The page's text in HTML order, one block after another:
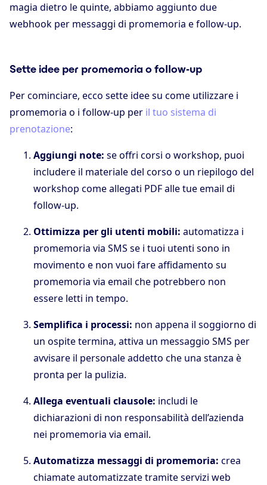
magia dietro le quinte, abbiamo aggiunto due
webhook per messaggi di promemoria e follow-up.
Sette idee per promemoria o follow-up
Per cominciare, ecco sette idee su come utilizzare i
promemoria o i follow-up per il tuo sistema di
prenotazione:
Aggiungi note: se offri corsi o workshop, puoi
includere il materiale del corso o un riepilogo del
workshop come allegati PDF alle tue email di
follow-up.
Ottimizza per gli utenti mobili: automatizza i
promemoria via SMS se i tuoi utenti sono in
movimento e non vuoi fare affidamento su
promemoria via email che potrebbero non
essere letti in tempo.
Semplifica i processi: non appena il soggiorno di
un ospite termina, attiva un messaggio SMS per
avvisare il personale addetto che una stanza è
pronta per la pulizia.
Allega eventuali clausole: includi le
dichiarazioni di non responsabilità dell’azienda
nei promemoria via email.
Automatizza messaggi di promemoria: crea
chiamate automatizzate tramite servizi web